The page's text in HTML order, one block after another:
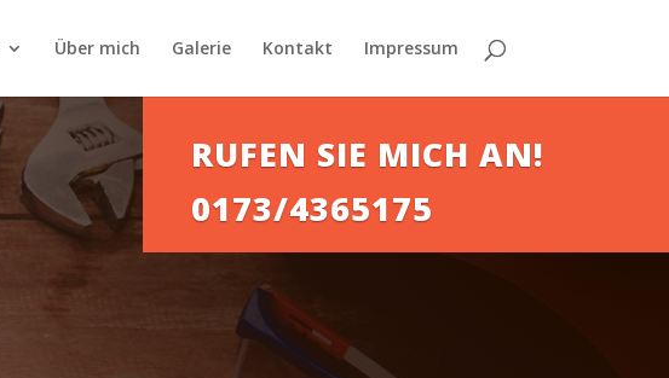
Über mich Galerie Kontakt Impressum
RUFEN SIE MICH AN!
0173/4365175